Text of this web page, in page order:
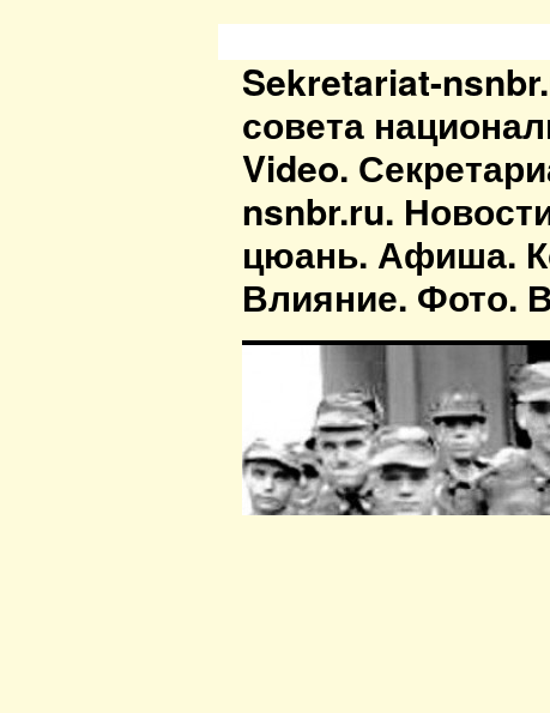
Sekretariat-
совета
Video.
nsnbr.ru.
цюань. Афиша.
Влияние. Фото.